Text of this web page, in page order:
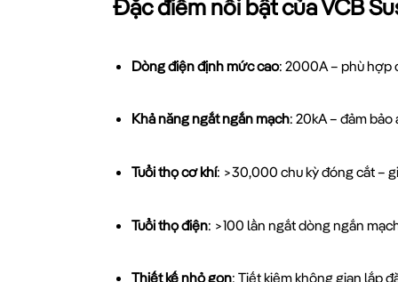
Đặc điểm nổi bật của VCB
Dòng điện định mức cao: 2000A – phù hợp
Khả năng ngắt ngắn mạch: 20kA – đảm
Tuổi thọ cơ khí: >30,000 chu kỳ đóng cắt –
Tuổi thọ điện: >100 lần ngắt dòng ngắn
Thiết kế nhỏ gọn: Tiết kiệm không gian lắp